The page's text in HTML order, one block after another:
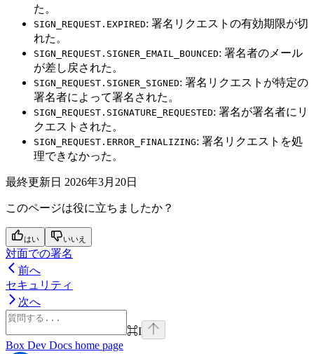
た。
SIGN_REQUEST.EXPIRED: 署名リクエストの有効期限が切
れた。
SIGN_REQUEST.SIGNER_EMAIL_BOUNCED: 署名者のメール
が差し戻された。
SIGN_REQUEST.SIGNER_SIGNED: 署名リクエストが特定の
署名者によって署名された。
SIGN_REQUEST.SIGNATURE_REQUESTED: 署名が署名者にリ
クエストされた。
SIGN_REQUEST.ERROR_FINALIZING: 署名リクエストを処
理できなかった。
最終更新日 2026年3月20日
このページは役に立ちましたか？
はい いいえ
対面での署名
前へ
セキュリティ
次へ
⌘I
Box Dev Docs home page